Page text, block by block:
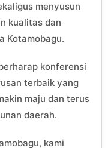
menyusun
kualitas dan
Kotamobagu.
konferensi
terbaik yang
maju dan terus
daerah.
kami